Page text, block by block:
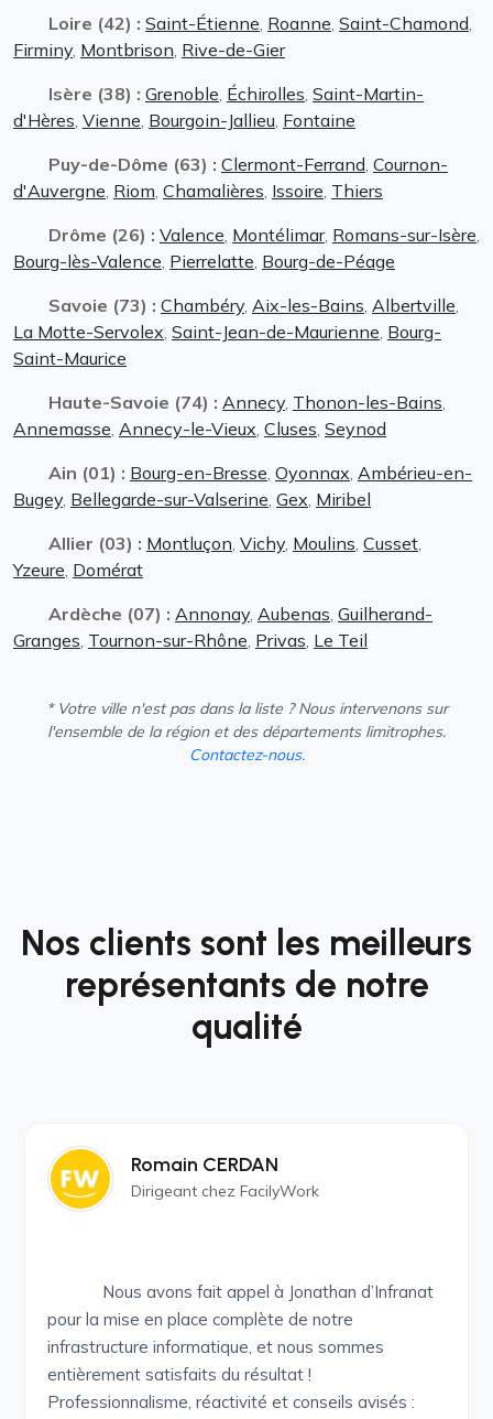
Loire (42) : Saint-Étienne Roanne Saint-Chamond
Firminy Montbrison Rive-de-Gier
Isère (38) : Grenoble Échirolles Saint-Martin-
d'Hères Vienne Bourgoin-Jallieu Fontaine
Puy-de-Dôme (63) : Clermont-Ferrand Cournon-
d'Auvergne Riom Chamalières Issoire Thiers
Drôme (26) : Valence Montélimar, Romans-sur-Isère
Bourg-lès-Valence Pierrelatte Bourg-de-Péage
Savoie (73) : Chambéry Aix-les-Bains Albertville
La Motte-Servolex Saint-Jean-de-Maurienne Bourg-
Saint-Maurice
Haute-Savoie (74) : Annecy Thonon-les-Bains
Annemasse Annecy-le-Vieux Cluses Seynod
Ain (01) : Bourg-en-Bresse Oyonnax Ambérieu-en-
Bugey Bellegarde-sur-Valserine Gex Miribel
Allier (03) : Montluçon Vichy Moulins Cusset
Yzeure Domérat
Ardèche (07) : Annonay Aubenas Guilherand-
Granges Tournon-sur-Rhône Privas Le Teil
* Votre ville n'est pas dans la liste ? Nous intervenons sur
l'ensemble de la région et des départements limitrophes.
Contactez-nous.
Nos clients sont les meilleurs
représentants de notre
qualité
Romain CERDAN
Dirigeant chez FacilyWork
Nous avons fait appel à Jonathan d’Infranat
pour la mise en place complète de notre
infrastructure informatique, et nous sommes
entièrement satisfaits du résultat !
Professionnalisme, réactivité et conseils avisés :